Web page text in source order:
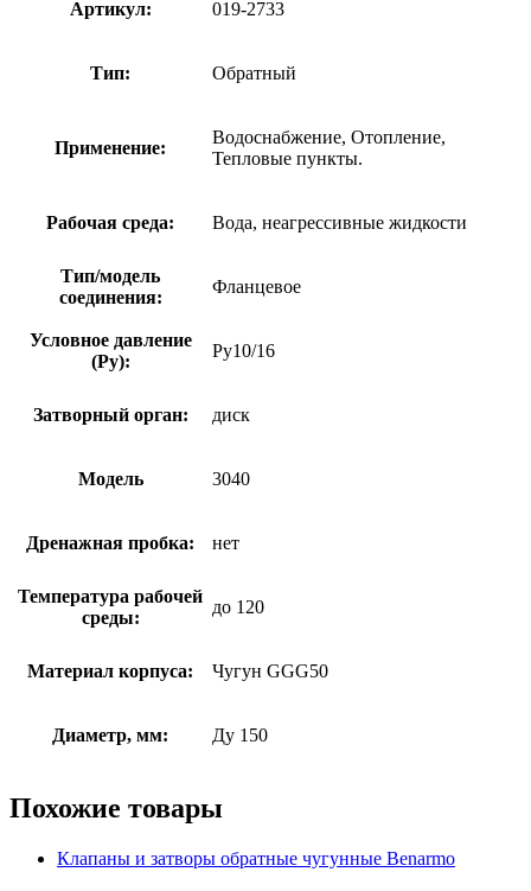
Артикул: 019-2733
Тип: Обратный
Применение:
Водоснабжение, Отопление,
Тепловые пункты.
Рабочая среда: Вода, неагрессивные жидкости
Тип/модель
соединения:
Фланцевое
Условное давление
(Ру):
Ру10/16
Затворный орган: диск
Модель 3040
Дренажная пробка: нет
Температура рабочей
среды:
до 120
Материал корпуса: Чугун GGG50
Диаметр, мм: Ду 150
Похожие товары
Клапаны и затворы обратные чугунные Benarmo